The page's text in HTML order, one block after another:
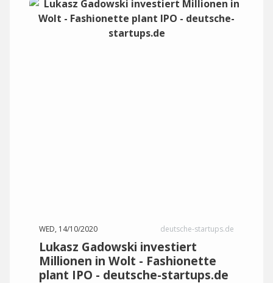
WED, 14/10/2020 deutsche-startups.de
Lukasz Gadowski investiert
Millionen in Wolt - Fashionette
plant IPO - deutsche-startups.de